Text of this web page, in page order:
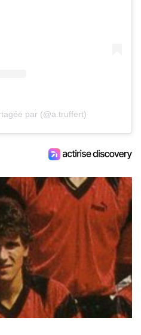
par (@a.truffert)